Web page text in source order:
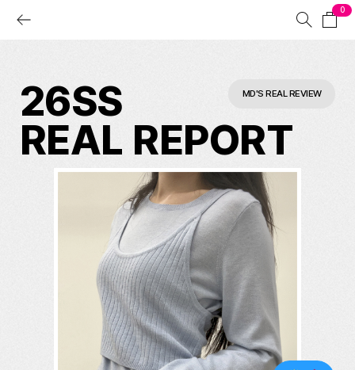
0
MD'S REAL REVIEW
26SS
REAL REPORT